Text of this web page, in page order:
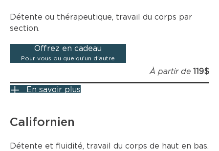
Détente ou thérapeutique, travail du corps par
section.
Offrez en cadeau
Pour vous ou quelqu'un d'autre
À partir de 119$
En savoir plus
Californien
Détente et fluidité, travail du corps de haut en bas.